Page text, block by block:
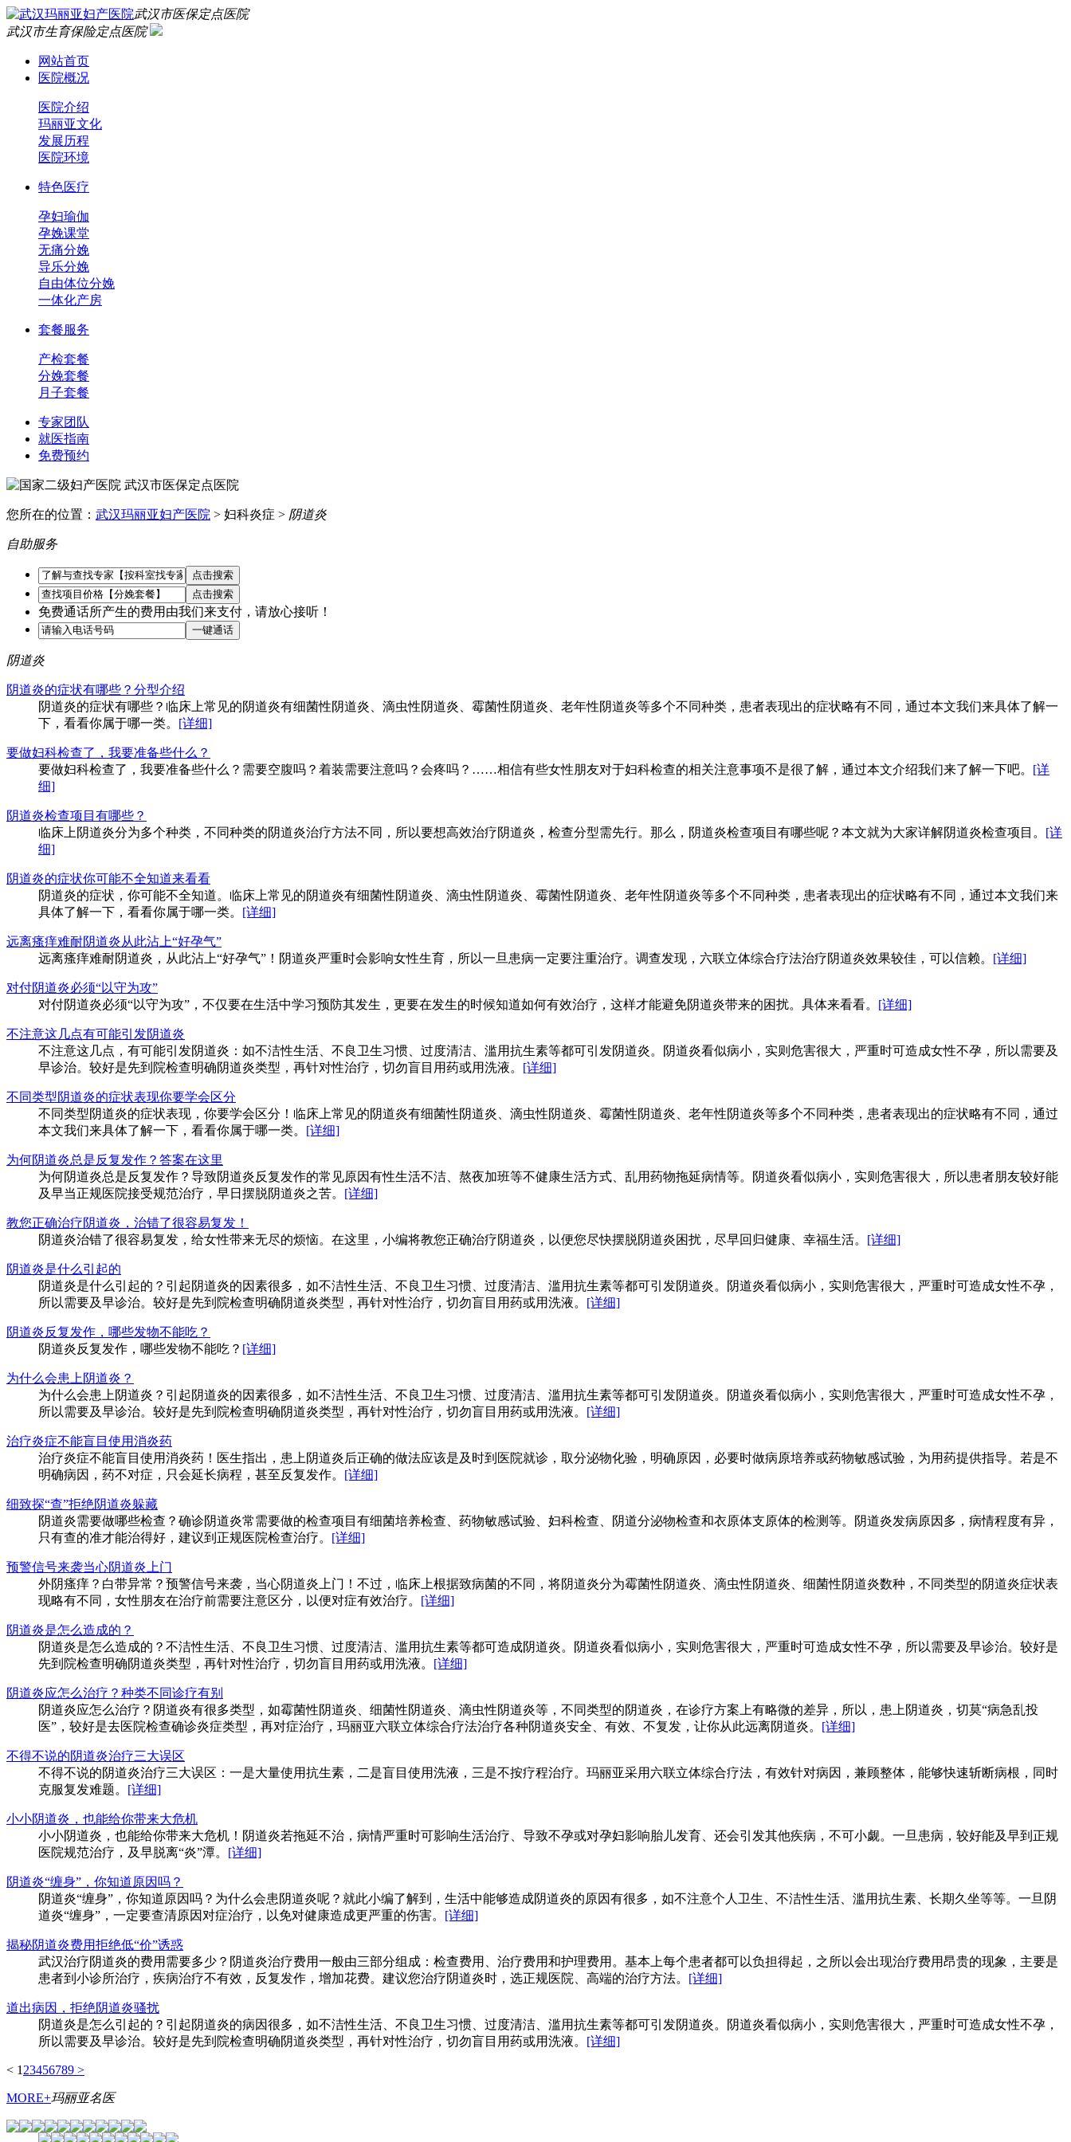
武汉市医保定点医院
武汉市生育保险定点医院
网站首页
医院概况
医院介绍
玛丽亚文化
发展历程
医院环境
特色医疗
孕妇瑜伽
孕娩课堂
无痛分娩
导乐分娩
自由体位分娩
一体化产房
套餐服务
产检套餐
分娩套餐
月子套餐
专家团队
就医指南
免费预约
您所在的位置： 武汉玛丽亚妇产医院 > 妇科炎症 > 阴道炎
自助服务
免费通话所产生的费用由我们来支付，请放心接听！
阴道炎
阴道炎的症状有哪些？分型介绍
阴道炎的症状有哪些？临床上常见的阴道炎有细菌性阴道炎、滴虫性阴道炎、霉菌性阴道炎、老年性阴道炎等多个不同种类，患者表现出的症状略有不同，通过本文我们来具体了解一
下，看看你属于哪一类。 [详细]
要做妇科检查了，我要准备些什么？
要做妇科检查了，我要准备些什么？需要空腹吗？着装需要注意吗？会疼吗？……相信有些女性朋友对于妇科检查的相关注意事项不是很了解，通过本文介绍我们来了解一下吧。 [详
细]
阴道炎检查项目有哪些？
临床上阴道炎分为多个种类，不同种类的阴道炎治疗方法不同，所以要想高效治疗阴道炎，检查分型需先行。那么，阴道炎检查项目有哪些呢？本文就为大家详解阴道炎检查项目。 [详
细]
阴道炎的症状你可能不全知道来看看
阴道炎的症状，你可能不全知道。临床上常见的阴道炎有细菌性阴道炎、滴虫性阴道炎、霉菌性阴道炎、老年性阴道炎等多个不同种类，患者表现出的症状略有不同，通过本文我们来
具体了解一下，看看你属于哪一类。 [详细]
远离瘙痒难耐阴道炎从此沾上“好孕气”
远离瘙痒难耐阴道炎，从此沾上“好孕气”！阴道炎严重时会影响女性生育，所以一旦患病一定要注重治疗。调查发现，六联立体综合疗法治疗阴道炎效果较佳，可以信赖。 [详细]
对付阴道炎必须“以守为攻”
对付阴道炎必须“以守为攻”，不仅要在生活中学习预防其发生，更要在发生的时候知道如何有效治疗，这样才能避免阴道炎带来的困扰。具体来看看。 [详细]
不注意这几点有可能引发阴道炎
不注意这几点，有可能引发阴道炎：如不洁性生活、不良卫生习惯、过度清洁、滥用抗生素等都可引发阴道炎。阴道炎看似病小，实则危害很大，严重时可造成女性不孕，所以需要及
早诊治。较好是先到院检查明确阴道炎类型，再针对性治疗，切勿盲目用药或用洗液。 [详细]
不同类型阴道炎的症状表现你要学会区分
不同类型阴道炎的症状表现，你要学会区分！临床上常见的阴道炎有细菌性阴道炎、滴虫性阴道炎、霉菌性阴道炎、老年性阴道炎等多个不同种类，患者表现出的症状略有不同，通过
本文我们来具体了解一下，看看你属于哪一类。 [详细]
为何阴道炎总是反复发作？答案在这里
为何阴道炎总是反复发作？导致阴道炎反复发作的常见原因有性生活不洁、熬夜加班等不健康生活方式、乱用药物拖延病情等。阴道炎看似病小，实则危害很大，所以患者朋友较好能
及早当正规医院接受规范治疗，早日摆脱阴道炎之苦。 [详细]
教您正确治疗阴道炎，治错了很容易复发！
阴道炎治错了很容易复发，给女性带来无尽的烦恼。在这里，小编将教您正确治疗阴道炎，以便您尽快摆脱阴道炎困扰，尽早回归健康、幸福生活。 [详细]
阴道炎是什么引起的
阴道炎是什么引起的？引起阴道炎的因素很多，如不洁性生活、不良卫生习惯、过度清洁、滥用抗生素等都可引发阴道炎。阴道炎看似病小，实则危害很大，严重时可造成女性不孕，
所以需要及早诊治。较好是先到院检查明确阴道炎类型，再针对性治疗，切勿盲目用药或用洗液。 [详细]
阴道炎反复发作，哪些发物不能吃？
阴道炎反复发作，哪些发物不能吃？ [详细]
为什么会患上阴道炎？
为什么会患上阴道炎？引起阴道炎的因素很多，如不洁性生活、不良卫生习惯、过度清洁、滥用抗生素等都可引发阴道炎。阴道炎看似病小，实则危害很大，严重时可造成女性不孕，
所以需要及早诊治。较好是先到院检查明确阴道炎类型，再针对性治疗，切勿盲目用药或用洗液。 [详细]
治疗炎症不能盲目使用消炎药
治疗炎症不能盲目使用消炎药！医生指出，患上阴道炎后正确的做法应该是及时到医院就诊，取分泌物化验，明确原因，必要时做病原培养或药物敏感试验，为用药提供指导。若是不
明确病因，药不对症，只会延长病程，甚至反复发作。 [详细]
细致探“查”拒绝阴道炎躲藏
阴道炎需要做哪些检查？确诊阴道炎常需要做的检查项目有细菌培养检查、药物敏感试验、妇科检查、阴道分泌物检查和衣原体支原体的检测等。阴道炎发病原因多，病情程度有异，
只有查的准才能治得好，建议到正规医院检查治疗。 [详细]
预警信号来袭当心阴道炎上门
外阴瘙痒？白带异常？预警信号来袭，当心阴道炎上门！不过，临床上根据致病菌的不同，将阴道炎分为霉菌性阴道炎、滴虫性阴道炎、细菌性阴道炎数种，不同类型的阴道炎症状表
现略有不同，女性朋友在治疗前需要注意区分，以便对症有效治疗。 [详细]
阴道炎是怎么造成的？
阴道炎是怎么造成的？不洁性生活、不良卫生习惯、过度清洁、滥用抗生素等都可造成阴道炎。阴道炎看似病小，实则危害很大，严重时可造成女性不孕，所以需要及早诊治。较好是
先到院检查明确阴道炎类型，再针对性治疗，切勿盲目用药或用洗液。 [详细]
阴道炎应怎么治疗？种类不同诊疗有别
阴道炎应怎么治疗？阴道炎有很多类型，如霉菌性阴道炎、细菌性阴道炎、滴虫性阴道炎等，不同类型的阴道炎，在诊疗方案上有略微的差异，所以，患上阴道炎，切莫“病急乱投
医”，较好是去医院检查确诊炎症类型，再对症治疗，玛丽亚六联立体综合疗法治疗各种阴道炎安全、有效、不复发，让你从此远离阴道炎。 [详细]
不得不说的阴道炎治疗三大误区
不得不说的阴道炎治疗三大误区：一是大量使用抗生素，二是盲目使用洗液，三是不按疗程治疗。玛丽亚采用六联立体综合疗法，有效针对病因，兼顾整体，能够快速斩断病根，同时
克服复发难题。 [详细]
小小阴道炎，也能给你带来大危机
小小阴道炎，也能给你带来大危机！阴道炎若拖延不治，病情严重时可影响生活治疗、导致不孕或对孕妇影响胎儿发育、还会引发其他疾病，不可小觑。一旦患病，较好能及早到正规
医院规范治疗，及早脱离“炎”潭。 [详细]
阴道炎“缠身”，你知道原因吗？
阴道炎“缠身”，你知道原因吗？为什么会患阴道炎呢？就此小编了解到，生活中能够造成阴道炎的原因有很多，如不注意个人卫生、不洁性生活、滥用抗生素、长期久坐等等。一旦阴
道炎“缠身”，一定要查清原因对症治疗，以免对健康造成更严重的伤害。 [详细]
揭秘阴道炎费用拒绝低“价”诱惑
武汉治疗阴道炎的费用需要多少？阴道炎治疗费用一般由三部分组成：检查费用、治疗费用和护理费用。基本上每个患者都可以负担得起，之所以会出现治疗费用昂贵的现象，主要是
患者到小诊所治疗，疾病治疗不有效，反复发作，增加花费。建议您治疗阴道炎时，选正规医院、高端的治疗方法。 [详细]
道出病因，拒绝阴道炎骚扰
阴道炎是怎么引起的？引起阴道炎的病因很多，如不洁性生活、不良卫生习惯、过度清洁、滥用抗生素等都可引发阴道炎。阴道炎看似病小，实则危害很大，严重时可造成女性不孕，
所以需要及早诊治。较好是先到院检查明确阴道炎类型，再针对性治疗，切勿盲目用药或用洗液。 [详细]
< 1 23456789 >
MORE+玛丽亚名医